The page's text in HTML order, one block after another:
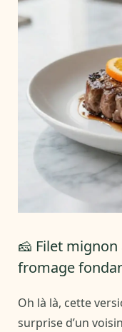
🧀 Filet
fromage
Oh là là, cette
surprise d’un